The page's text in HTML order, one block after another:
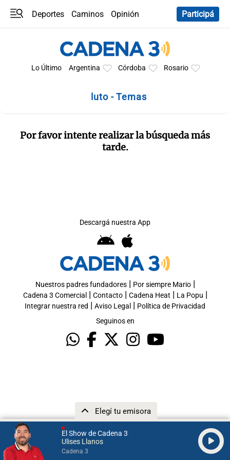
El Show de Cadena 3
Ulises Llanos
Cadena 3
Elegí tu emisora
Deportes Caminos
Opinión
Participá
Lo Último Argentina Córdoba Rosario
luto - Temas
Por favor intente realizar la búsqueda más
tarde.
Descargá nuestra App
Nuestros padres fundadores| Por siempre Mario|
Cadena 3 Comercial | Contacto| Cadena Heat | La Popu |
Integrar nuestra red | Aviso Legal | Política de Privacidad
Seguinos en